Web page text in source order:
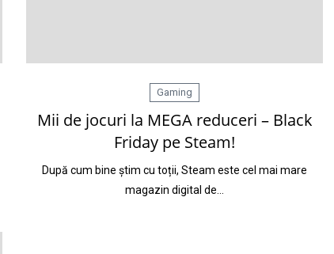
Gaming
Mii de jocuri la MEGA reduceri – Black
Friday pe Steam!
După cum bine știm cu toții, Steam este cel mai mare
magazin digital de…